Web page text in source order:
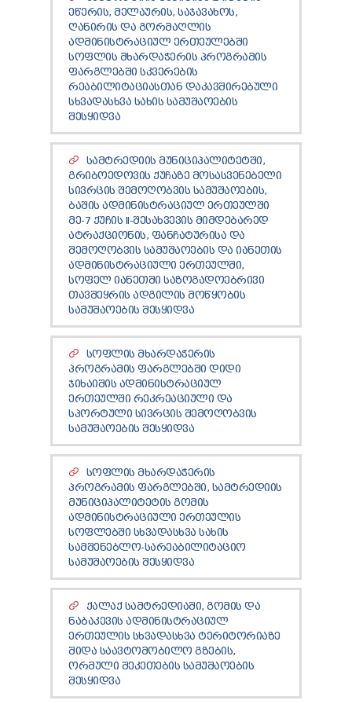
REPORT TO BE SUBMITTED TO PRESIDENT AND
REQUEST OF PUBLIC INFORMATION
PERSONAL DATA PROTECTION OFFICER
LEGAL DECISIONS
APPEAL RULES
ᲔᲬᲔᲠᲘᲡ, ᲛᲔᲚᲐᲣᲠᲘᲡ, ᲡᲐᲯᲐᲕᲐᲮᲝᲡ,
ᲦᲐᲜᲘᲠᲘᲡ ᲓᲐ ᲒᲝᲠᲛᲐᲦᲚᲘᲡ
ᲐᲓᲛᲘᲜᲘᲡᲢᲠᲐᲪᲘᲣᲚ ᲔᲠᲗᲔᲣᲚᲔᲑᲨᲘ
ᲡᲝᲤᲚᲘᲡ ᲛᲮᲐᲠᲓᲐᲭᲔᲠᲘᲡ ᲞᲠᲝᲒᲠᲐᲛᲘᲡ
ᲤᲐᲠᲒᲚᲔᲑᲨᲘ ᲡᲙᲕᲔᲠᲔᲑᲘᲡ
ᲠᲔᲐᲑᲘᲚᲘᲢᲐᲪᲘᲐᲡᲗᲐᲜ ᲓᲐᲙᲐᲕᲨᲘᲠᲔᲑᲣᲚᲘ
ᲡᲮᲕᲐᲓᲐᲡᲮᲕᲐ ᲡᲐᲮᲘᲡ ᲡᲐᲛᲣᲨᲐᲝᲔᲑᲘᲡ
ᲨᲔᲡᲧᲘᲓᲕᲐ
ᲡᲐᲛᲢᲠᲔᲓᲘᲘᲡ ᲛᲣᲜᲘᲪᲘᲞᲐᲚᲘᲢᲔᲢᲨᲘ,
ᲒᲠᲘᲑᲝᲔᲓᲝᲕᲘᲡ ᲥᲣᲩᲐᲖᲔ ᲛᲝᲡᲐᲡᲕᲔᲜᲔᲑᲔᲚᲘ
ᲡᲘᲕᲠᲪᲘᲡ ᲨᲔᲛᲝᲦᲝᲑᲕᲘᲡ ᲡᲐᲛᲣᲨᲐᲝᲔᲑᲘᲡ,
ᲑᲐᲨᲘᲡ ᲐᲓᲛᲘᲜᲘᲡᲢᲠᲐᲪᲘᲣᲚ ᲔᲠᲗᲔᲣᲚᲨᲘ
ᲛᲔ-7 ᲥᲣᲩᲘᲡ II-ᲨᲔᲡᲐᲮᲕᲔᲕᲘᲡ ᲛᲘᲛᲓᲔᲑᲐᲠᲔᲓ
ᲐᲢᲠᲐᲥᲪᲘᲝᲜᲘᲡ, ᲤᲐᲜᲩᲐᲢᲣᲠᲘᲡᲐ ᲓᲐ
ᲨᲔᲛᲝᲦᲝᲑᲕᲘᲡ ᲡᲐᲛᲣᲨᲐᲝᲔᲑᲘᲡ ᲓᲐ ᲘᲐᲜᲔᲗᲘᲡ
ᲐᲓᲛᲘᲜᲘᲡᲢᲠᲐᲪᲘᲣᲚᲘ ᲔᲠᲗᲔᲣᲚᲨᲘ,
ᲡᲝᲤᲔᲚ ᲘᲐᲜᲔᲗᲨᲘ ᲡᲐᲖᲝᲒᲐᲓᲝᲔᲑᲠᲘᲕᲘ
ᲗᲐᲕᲨᲔᲧᲠᲘᲡ ᲐᲓᲒᲘᲚᲘᲡ ᲛᲝᲬᲧᲝᲑᲘᲡ
ᲡᲐᲛᲣᲨᲐᲝᲔᲑᲘᲡ ᲨᲔᲡᲧᲘᲓᲕᲐ
ᲡᲝᲤᲚᲘᲡ ᲛᲮᲐᲠᲓᲐᲭᲔᲠᲘᲡ
ᲞᲠᲝᲒᲠᲐᲛᲘᲡ ᲤᲐᲠᲒᲚᲔᲑᲨᲘ ᲓᲘᲓᲘ
ᲯᲘᲮᲐᲘᲨᲘᲡ ᲐᲓᲛᲘᲜᲘᲡᲢᲠᲐᲪᲘᲣᲚ
ᲔᲠᲗᲔᲣᲚᲨᲘ ᲠᲔᲙᲠᲔᲐᲪᲘᲣᲚᲘ ᲓᲐ
ᲡᲞᲝᲠᲢᲣᲚᲘ ᲡᲘᲕᲠᲪᲘᲡ ᲨᲔᲛᲝᲦᲝᲑᲕᲘᲡ
ᲡᲐᲛᲣᲨᲐᲝᲔᲑᲘᲡ ᲨᲔᲡᲧᲘᲓᲕᲐ
ᲡᲝᲤᲚᲘᲡ ᲛᲮᲐᲠᲓᲐᲭᲔᲠᲘᲡ
ᲞᲠᲝᲒᲠᲐᲛᲘᲡ ᲤᲐᲠᲒᲚᲔᲑᲨᲘ, ᲡᲐᲛᲢᲠᲔᲓᲘᲘᲡ
ᲛᲣᲜᲘᲪᲘᲞᲐᲚᲘᲢᲔᲢᲘᲡ ᲒᲝᲛᲘᲡ
ᲐᲓᲛᲘᲜᲘᲡᲢᲠᲐᲪᲘᲣᲚᲘ ᲔᲠᲗᲔᲣᲚᲘᲡ
ᲡᲝᲤᲚᲔᲑᲨᲘ ᲡᲮᲕᲐᲓᲐᲡᲮᲕᲐ ᲡᲐᲮᲘᲡ
ᲡᲐᲛᲨᲔᲜᲔᲑᲚᲝ-ᲡᲐᲠᲔᲐᲑᲘᲚᲘᲢᲐᲪᲘᲝ
ᲡᲐᲛᲣᲨᲐᲝᲔᲑᲘᲡ ᲨᲔᲡᲧᲘᲓᲕᲐ
ᲥᲐᲚᲐᲥ ᲡᲐᲛᲢᲠᲔᲓᲘᲐᲨᲘ, ᲒᲝᲛᲘᲡ ᲓᲐ
ᲜᲐᲑᲐᲙᲔᲕᲘᲡ ᲐᲓᲛᲘᲜᲘᲡᲢᲠᲐᲪᲘᲣᲚ
ᲔᲠᲗᲔᲣᲚᲘᲡ ᲡᲮᲕᲐᲓᲐᲡᲮᲕᲐ ᲢᲔᲠᲘᲢᲝᲠᲘᲐᲖᲔ
ᲨᲘᲓᲐ ᲡᲐᲐᲕᲢᲝᲛᲝᲑᲘᲚᲝ ᲒᲖᲔᲑᲘᲡ,
ᲝᲠᲛᲣᲚᲘ ᲨᲔᲙᲔᲗᲔᲑᲘᲡ ᲡᲐᲛᲣᲨᲐᲝᲔᲑᲘᲡ
ᲨᲔᲡᲧᲘᲓᲕᲐ